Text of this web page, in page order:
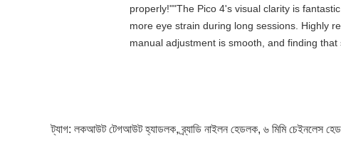
properly!""The Pico 4's visual clarity is
more eye strain during long sessions. Highly
manual adjustment is smooth, and finding
ট্যাগ: লকআউট টেগআউট হ্যাডলক, ব্র্যাডি নাইলন হেডলক, ৬ মিমি চেইনলেস